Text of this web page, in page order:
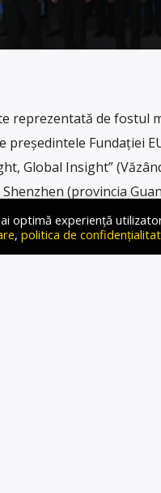
reprezentată de fostul
președintele Fundaţiei
Global Insight”
(provincia
de înaltă
optimă experiență
, politica de